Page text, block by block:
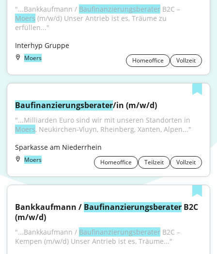
"...Bankkaufmann / Baufinanzierungsberater
Moers (m/w/d) Unser Antrieb ist es, Träume zu
erfüllen..."
Interhyp Gruppe
Moers Homeoffice Vollzeit
Baufinanzierungsberater/in (m/w/d)
Moers, Neukirchen-Vluyn, Rheinberg, Xanten, Alpen..."
Sparkasse am Niederrhein
Moers Homeoffice Teilzeit Vollzeit
Bankkaufmann / Baufinanzierungsberater B2C
(m/w/d)
"...Bankkaufmann / Baufinanzierungsberater B2C –
Kempen (m/w/d) Unser Antrieb ist es, Träume..."